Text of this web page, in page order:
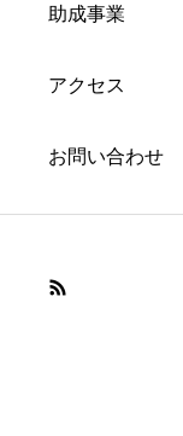
助成事業
アクセス
お問い合わせ